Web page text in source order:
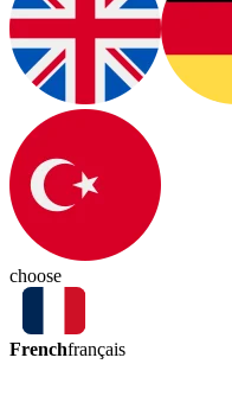
choose
Frenchfrançais